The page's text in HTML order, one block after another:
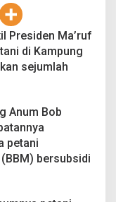
Presiden Ma’ruf
di Kampung
sejumlah
Anum Bob
petani
bersubsidi